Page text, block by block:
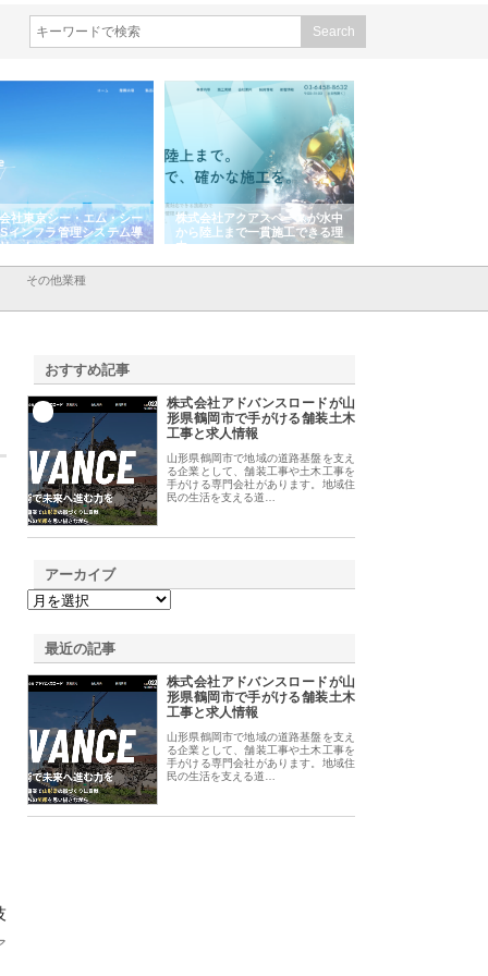
社東京シー・エム・シー
インフラ管理システム導
ット
株式会社アクアスペースが水中
から陸上まで一貫施工できる理
由
その他業種
おすすめ記事
株式会社アドバンスロードが山
形県鶴岡市で手がける舗装土木
工事と求人情報
山形県鶴岡市で地域の道路基盤を支え
る企業として、舗装工事や土木工事を
手がける専門会社があります。地域住
民の生活を支える道…
アーカイブ
最近の記事
株式会社アドバンスロードが山
形県鶴岡市で手がける舗装土木
工事と求人情報
山形県鶴岡市で地域の道路基盤を支え
る企業として、舗装工事や土木工事を
手がける専門会社があります。地域住
民の生活を支える道…